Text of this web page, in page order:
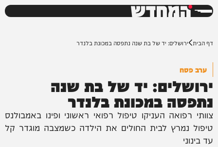
המחדש
דף הבית ירושלים: יד של בת שנה נתפסה במכונת בלנדר
ערב פסח
ירושלים: יד של בת שנה
נתפסה במכונת בלנדר
צוותי רפואה העניקו טיפול רפואי ראשוני ופינו באמבולנס
טיפול נמרץ לבית החולים את הילדה כשמצבה מוגדר קל
עד בינוני